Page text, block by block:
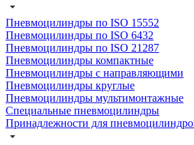
Пневмоцилиндры по ISO 15552
Пневмоцилиндры по ISO 6432
Пневмоцилиндры по ISO 21287
Пневмоцилиндры компактные
Пневмоцилиндры с направляющими
Пневмоцилиндры круглые
Пневмоцилиндры мультимонтажные
Специальные пневмоцилиндры
Принадлежности для